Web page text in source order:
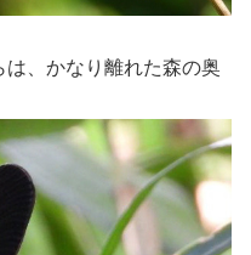
は、かなり離れた森の奥